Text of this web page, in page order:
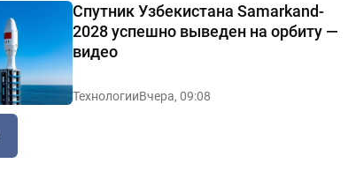
Спутник Узбекистана Samarkand-
2028 успешно выведен на орбиту —
видео
ТехнологииВчера, 09:08